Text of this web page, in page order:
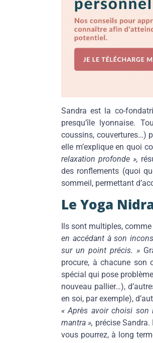
Sandra est la co-
presqu’île lyonnaise.
coussins, couvertures…)
elle m’explique en quoi
relaxation profonde »,
des ronflements (quoi
sommeil, permettant
Le Yoga
Ils sont multiples,
en accédant à son
sur un point précis. »
procure, à chacune son
spécial qui pose
nouveau pallier…),
en soi, par exemple),
« Après avoir choisi son
mantra », précise
vous pourrez, à long